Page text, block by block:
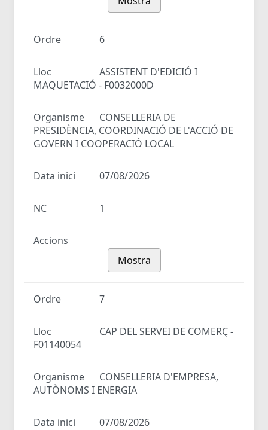
Ordre 6
Lloc
ASSISTENT D'EDICIÓ I
MAQUETACIÓ - F0032000D
Organisme
CONSELLERIA DE
PRESIDÈNCIA, COORDINACIÓ DE L'ACCIÓ DE
GOVERN I COOPERACIÓ LOCAL
Data inici 07/08/2026
NC 1
Accions
Mostra
Ordre 7
Lloc
CAP DEL SERVEI DE COMERÇ -
F01140054
Organisme
CONSELLERIA D'EMPRESA,
AUTÒNOMS I ENERGIA
Data inici 07/08/2026